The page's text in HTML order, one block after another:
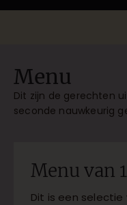
Menu
Dit zijn de gerechten
seconde nauwkeurig
Menu van
Dit is een